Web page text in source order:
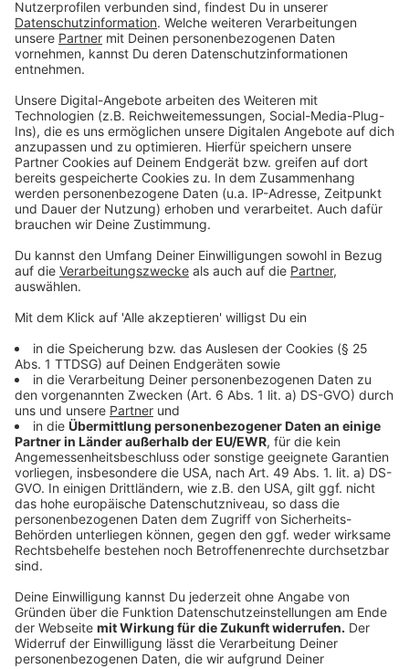
Anzeige
Mit dem eigenen Label "Haus aus Gold" schlägt das
Duo auch geschäftlich einen neuen Weg ein. Frida Gold
genießen heute völlige künstlerische Kontrolle - von
der Produktion bis zur Veröffentlichung. Das erlaubt
nicht nur schnelle Entscheidungen, sondern auch ein
kontinuierliches Arbeiten ohne lange Pausen. Die neue
Musik entsteht oft mitten im Leben - in der Küche, im
Wohnzimmer oder im selbstgebauten Studio in
Hattingen.
Anzeige
Morgenrot: Aufbruch in Tönen
Anzeige
Die EP "Morgenrot", die noch in diesem Jahr erscheint,
steht für einen Neuanfang. Wie der Moment zwischen
Nacht und Tag, erzählt sie vom Potenzial neuer
Erfahrungen, vom Optimismus und der Kraft, wieder
aufzubrechen. Frida Gold haben sich neu erfunden,
ohne sich selbst zu verlieren.
Anzeige
Die neue Single "Dieses Gefühl" von Frida